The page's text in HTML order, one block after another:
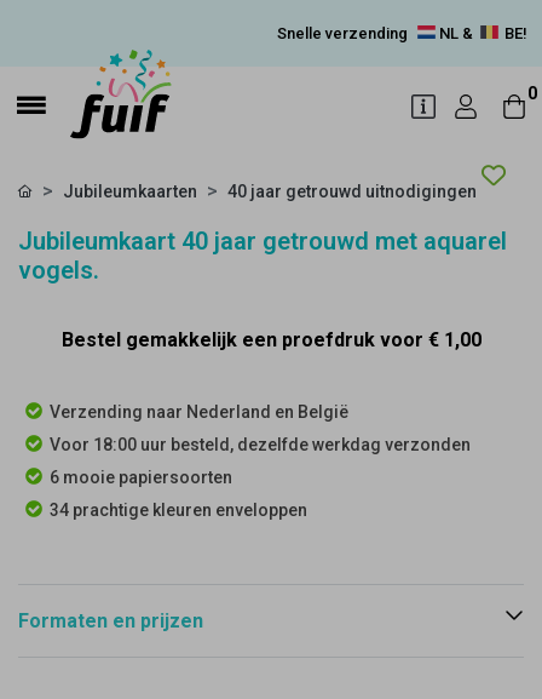
Snelle verzending NL & BE!
0
Jubileumkaarten 40 jaar getrouwd uitnodigingen
Jubileumkaart 40 jaar getrouwd met aquarel
vogels.
Bestel gemakkelijk een proefdruk voor € 1,00
Verzending naar Nederland en België
Voor 18:00 uur besteld, dezelfde werkdag verzonden
6 mooie papiersoorten
34 prachtige kleuren enveloppen
Formaten en prijzen